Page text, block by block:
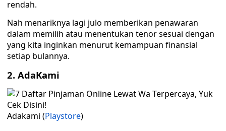
rendah.
Nah menariknya lagi julo memberikan penawaran
dalam memilih atau menentukan tenor sesuai dengan
yang kita inginkan menurut kemampuan finansial
setiap bulannya.
2. AdaKami
Adakami (Playstore)